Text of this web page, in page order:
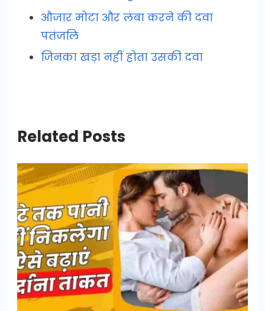
औजार मोटा और लंबा करने की दवा
पतंजलि
जिनका खड़ा नहीं होता उसकी दवा
Related Posts